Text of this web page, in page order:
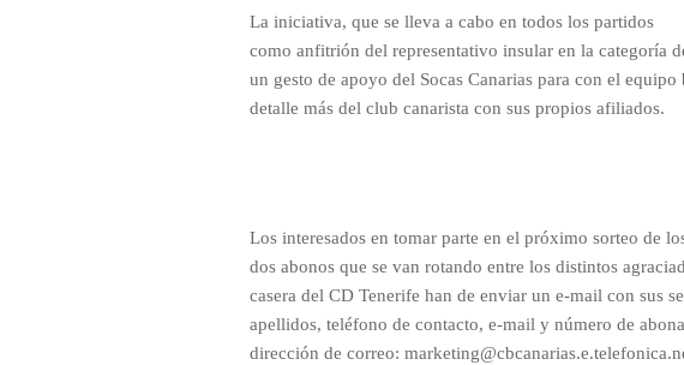
La iniciativa, que se lleva a cabo en todos los partidos
como anfitrión del representativo insular en la categoría
un gesto de apoyo del Socas Canarias para con el
detalle más del club canarista con sus propios afiliados.
Los interesados en tomar parte en el próximo sorteo de
dos abonos que se van rotando entre los distintos
casera del CD Tenerife han de enviar un e-mail con sus
apellidos, teléfono de contacto, e-mail y número de
dirección de correo: